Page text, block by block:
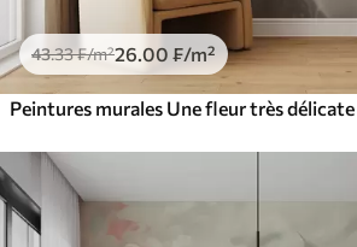
43.33₣/m²26.00 ₣/m²
Peintures murales Une fleur très délicate